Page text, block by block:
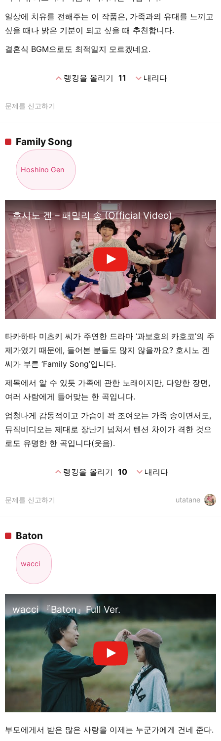
일상에 치유를 전해주는 이 작품은, 가족과의 유대를 느끼고
싶을 때나 밝은 기분이 되고 싶을 때 추천합니다.
결혼식 BGM으로도 최적일지 모르겠네요.
expand_less랭킹을 올리기 11 expand_more내리다
문제를 신고하기
Family Song
Hoshino Gen
호시노 겐 – 패밀리 송 (Official Video)
타카하타 미츠키 씨가 주연한 드라마 ‘과보호의 카호코’의 주
제가였기 때문에, 들어본 분들도 많지 않을까요? 호시노 겐
씨가 부른 ‘Family Song’입니다.
제목에서 알 수 있듯 가족에 관한 노래이지만, 다양한 장면,
여러 사람에게 들어맞는 한 곡입니다.
엄청나게 감동적이고 가슴이 꽉 조여오는 가족 송이면서도,
뮤직비디오는 제대로 장난기 넘쳐서 텐션 차이가 격한 것으
로도 유명한 한 곡입니다(웃음).
expand_less랭킹을 올리기 10 expand_more내리다
utatane
문제를 신고하기
Baton
wacci
wacci 『Baton』Full Ver.
부모에게서 받은 많은 사랑을 이제는 누군가에게 건네 준다.